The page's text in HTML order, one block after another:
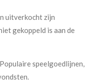
uitverkocht zijn
gekoppeld is aan de
speelgoedlijnen,